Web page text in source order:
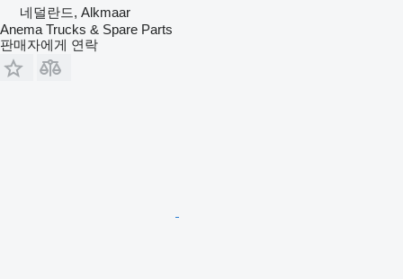
네덜란드, Alkmaar
Anema Trucks & Spare Parts
판매자에게 연락